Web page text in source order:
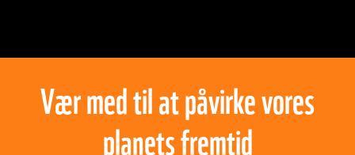
Vær med til at påvirke vores
planets fremtid